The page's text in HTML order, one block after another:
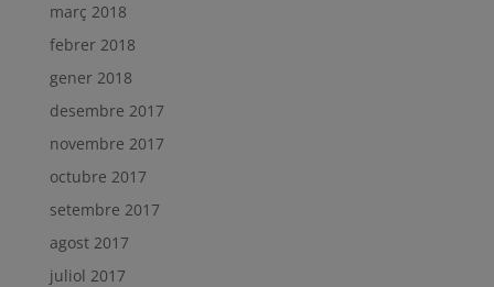
març 2018
febrer 2018
gener 2018
desembre 2017
novembre 2017
octubre 2017
setembre 2017
agost 2017
juliol 2017